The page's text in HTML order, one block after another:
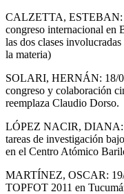
CALZETTA, ESTEBAN:
congreso internacional en
las dos clases
la materia)
SOLARI, HERNÁN: 18/
congreso y colaboración
reemplaza Claudio Dorso.
LÓPEZ NACIR, DIANA:
tareas de investigación
en el Centro Atómico
MARTÍNEZ, OSCAR:
TOPFOT 2011 en